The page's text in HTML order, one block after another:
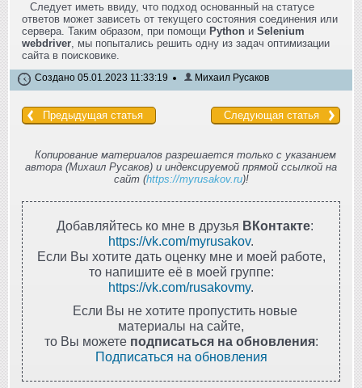
Следует иметь ввиду, что подход основанный на статусе
ответов может зависеть от текущего состояния соединения или
сервера. Таким образом, при помощи Python и Selenium
webdriver, мы попытались решить одну из задач оптимизации
сайта в поисковике.
Создано 05.01.2023 11:33:19 Михаил Русаков
Предыдущая статья Следующая статья
Копирование материалов разрешается только с указанием
автора (Михаил Русаков) и индексируемой прямой ссылкой на
сайт (https://myrusakov.ru)!
Добавляйтесь ко мне в друзья ВКонтакте:
https://vk.com/myrusakov.
Если Вы хотите дать оценку мне и моей работе,
то напишите её в моей группе:
https://vk.com/rusakovmy.
Если Вы не хотите пропустить новые
материалы на сайте,
то Вы можете подписаться на обновления:
Подписаться на обновления